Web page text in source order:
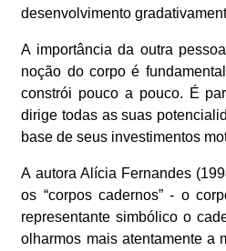
desenvolvimento
A importância da outra
noção do corpo é
constrói pouco a pouco. É
dirige todas as suas
base de seus investimentos
A autora Alícia Fernandes
os “corpos cadernos” - o
representante simbólico o
olharmos mais atentamente a